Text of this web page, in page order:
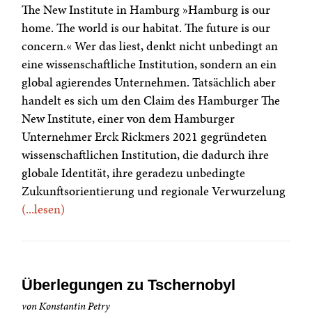
The New Institute in Hamburg »Hamburg is our
home. The world is our habitat. The future is our
concern.« Wer das liest, denkt nicht unbedingt an
eine wissenschaftliche Institution, sondern an ein
global agierendes Unternehmen. Tatsächlich aber
handelt es sich um den Claim des Hamburger The
New Institute, einer von dem Hamburger
Unternehmer Erck Rickmers 2021 gegründeten
wissenschaftlichen Institution, die dadurch ihre
globale Identität, ihre geradezu unbedingte
Zukunftsorientierung und regionale Verwurzelung
(...lesen)
Überlegungen zu Tschernobyl
von Konstantin Petry